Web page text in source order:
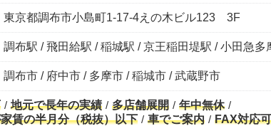
東京都調布市小島町1-17-4えの木ビル123 3F
調布駅 / 飛田給駅 / 稲城駅 / 京王稲田堤駅 / 小田急多
調布市 / 府中市 / 多摩市 / 稲城市 / 武蔵野市
地元で長年の実績 多店舗展開
年中無休
賃の半月分（税抜）以下
車でご案内 FAX対応可